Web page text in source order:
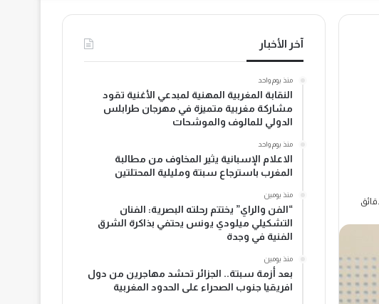
المظلم
آخر الأخبار
منذ يوم واحد
النقابة المغربية المهنية لمبدعي الأغنية تقود
مشاركة مغربية متميزة في مهرجان طرابلس
الدولي للمالوف والموشحات
منذ يوم واحد
الاعلام الإسبانية يثير المخاوف من مطالبة
المغرب باسترجاع سبتة ومليلية المحتلتين
منذ يومين
“الفن والراي” يختتم رحلته البصرية: الفنان
التشكيلي ميلودي يونس يحتفي بذاكرة الشرق
الفنية في وجدة
منذ يومين
بعد أزمة سبتة.. الجزائر تحشد مهاجرين من دول
افريقيا جنوب الصحراء على الحدود المغربية